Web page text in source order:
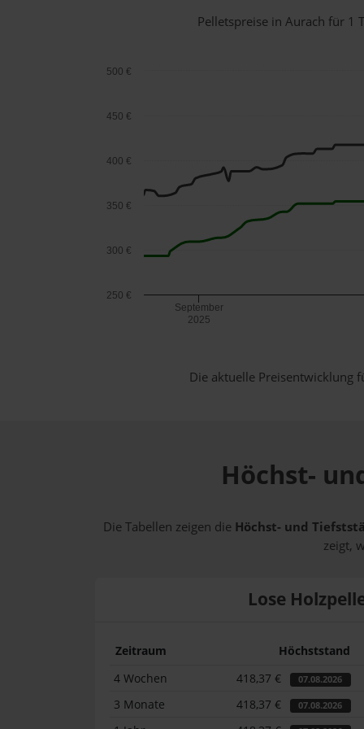
Pelletspreise in Aurach für 1
September
2025
250 €
300 €
350 €
400 €
450 €
500 €
Die aktuelle Preisentwicklung
Höchst-
Die Tabellen zeigen die Höchst- und
zeigt,
Lose
Zeitraum Höchststand
4 Wochen
418,37 € 07.08.2026
3 Monate 418,37 € 07.08.2026